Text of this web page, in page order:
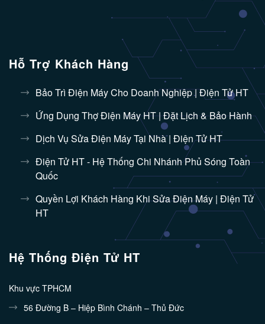
Hỗ Trợ Khách Hàng
Bảo Trì Điện Máy Cho Doanh Nghiệp | Điện Tử HT
Ứng Dụng Thợ Điện Máy HT | Đặt Lịch & Bảo Hành
Dịch Vụ Sửa Điện Máy Tại Nhà | Điện Tử HT
Điện Tử HT - Hệ Thống Chi Nhánh Phủ Sóng Toàn
Quốc
Quyền Lợi Khách Hàng Khi Sửa Điện Máy | Điện Tử
HT
Hệ Thống Điện Tử HT
Khu vực TPHCM
56 Đường B – Hiệp Bình Chánh – Thủ Đức